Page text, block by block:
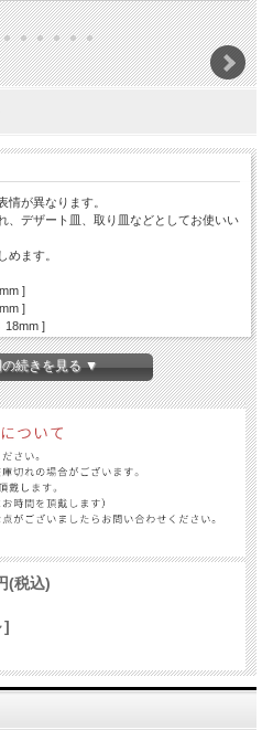
情が異なります。
、デザート皿、取り皿などとしてお使いい
めます。
]
]
18mm ]
18mm ]
18mm ]
続きを見る ▼
(税込)
]